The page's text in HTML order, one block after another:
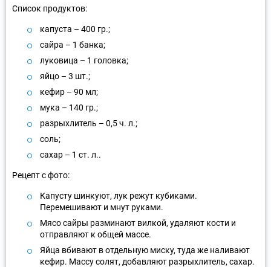
Список продуктов:
капуста – 400 гр.;
сайра – 1 банка;
луковица – 1 головка;
яйцо – 3 шт.;
кефир – 90 мл;
мука – 140 гр.;
разрыхлитель – 0,5 ч. л.;
соль;
сахар – 1 ст. л..
Рецепт с фото:
Капусту шинкуют, лук режут кубиками.
Перемешивают и мнут руками.
Мясо сайры разминают вилкой, удаляют кости и
отправляют к общей массе.
Яйца вбивают в отдельную миску, туда же наливают
кефир. Массу солят, добавляют разрыхлитель, сахар.